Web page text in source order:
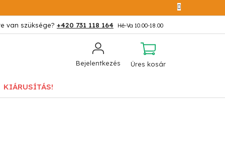
+420 731 118 164
Bejelentkezés KOSÁR
Üres kosár
KIÁRUSÍTÁS!